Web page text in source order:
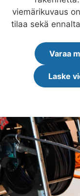
viemärikuvaus
tilaa sekä
Varaa
Laske